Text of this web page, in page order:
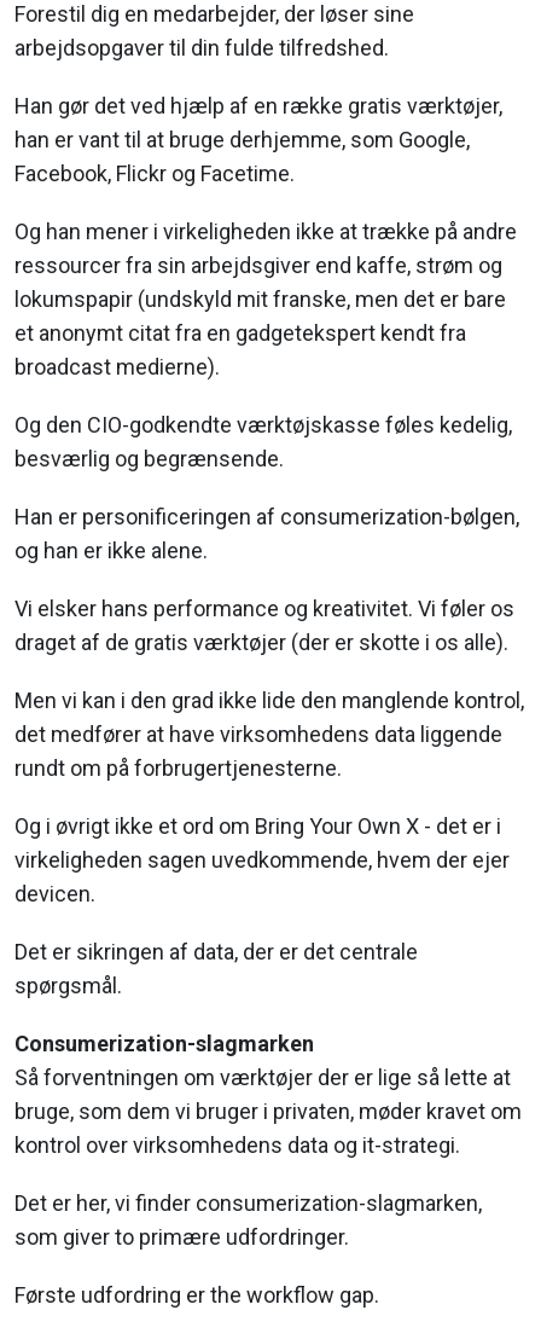
Forestil dig en medarbejder, der løser sine
arbejdsopgaver til din fulde tilfredshed.
Han gør det ved hjælp af en række gratis værktøjer,
han er vant til at bruge derhjemme, som Google,
Facebook, Flickr og Facetime.
Og han mener i virkeligheden ikke at trække på andre
ressourcer fra sin arbejdsgiver end kaffe, strøm og
lokumspapir (undskyld mit franske, men det er bare
et anonymt citat fra en gadgetekspert kendt fra
broadcast medierne).
Og den CIO-godkendte værktøjskasse føles kedelig,
besværlig og begrænsende.
Han er personificeringen af consumerization-bølgen,
og han er ikke alene.
Vi elsker hans performance og kreativitet. Vi føler os
draget af de gratis værktøjer (der er skotte i os alle).
Men vi kan i den grad ikke lide den manglende kontrol,
det medfører at have virksomhedens data liggende
rundt om på forbrugertjenesterne.
Og i øvrigt ikke et ord om Bring Your Own X - det er i
virkeligheden sagen uvedkommende, hvem der ejer
devicen.
Det er sikringen af data, der er det centrale
spørgsmål.
Consumerization-slagmarken
Så forventningen om værktøjer der er lige så lette at
bruge, som dem vi bruger i privaten, møder kravet om
kontrol over virksomhedens data og it-strategi.
Det er her, vi finder consumerization-slagmarken,
som giver to primære udfordringer.
Første udfordring er the workflow gap.